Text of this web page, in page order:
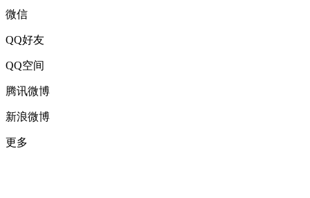
微信
QQ好友
QQ空间
腾讯微博
新浪微博
更多